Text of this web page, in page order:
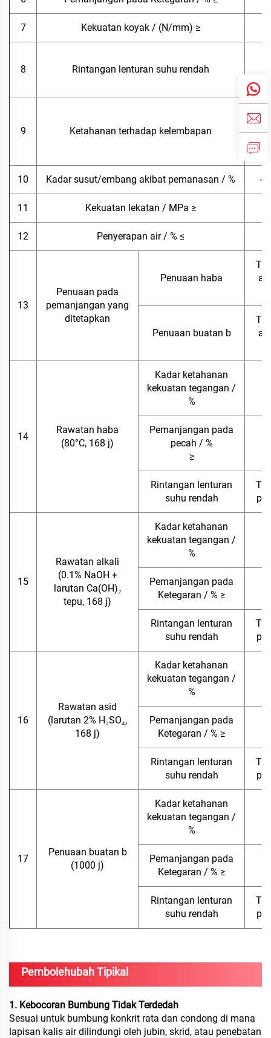
7 Kekuatan koyak / (N/mm) ≥
8 Rintangan lenturan suhu rendah
9 Ketahanan terhadap kelembapan
10 Kadar susut/embang akibat pemanasan / % -
11 Kekuatan lekatan / MPa ≥
12 Penyerapan air / % ≤
13
Penuaan pada
pemanjangan yang
ditetapkan
Penuaan haba
Penuaan buatan b
14
Rawatan haba
(80°C, 168 j)
Kadar ketahanan
kekuatan tegangan /
%
Pemanjangan pada
pecah / %
≥
Rintangan lenturan
suhu rendah
15
Rawatan alkali
(0.1% NaOH +
larutan Ca(OH)₂
tepu, 168 j)
Kadar ketahanan
kekuatan tegangan /
%
Pemanjangan pada
Ketegaran / % ≥
Rintangan lenturan
suhu rendah
16
Rawatan asid
(larutan 2% H₂SO₄,
168 j)
Kadar ketahanan
kekuatan tegangan /
%
Pemanjangan pada
Ketegaran / % ≥
Rintangan lenturan
suhu rendah
17
Penuaan buatan b
(1000 j)
Kadar ketahanan
kekuatan tegangan /
%
Pemanjangan pada
Ketegaran / % ≥
Rintangan lenturan
suhu rendah
Pembolehubah Tipikal
1. Kebocoran Bumbung Tidak Terdedah
Sesuai untuk bumbung konkrit rata dan condong di mana
lapisan kalis air dilindungi oleh jubin, skrid, atau penebatan